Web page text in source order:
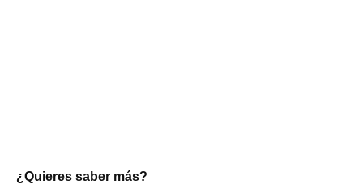
¿Quieres saber más?